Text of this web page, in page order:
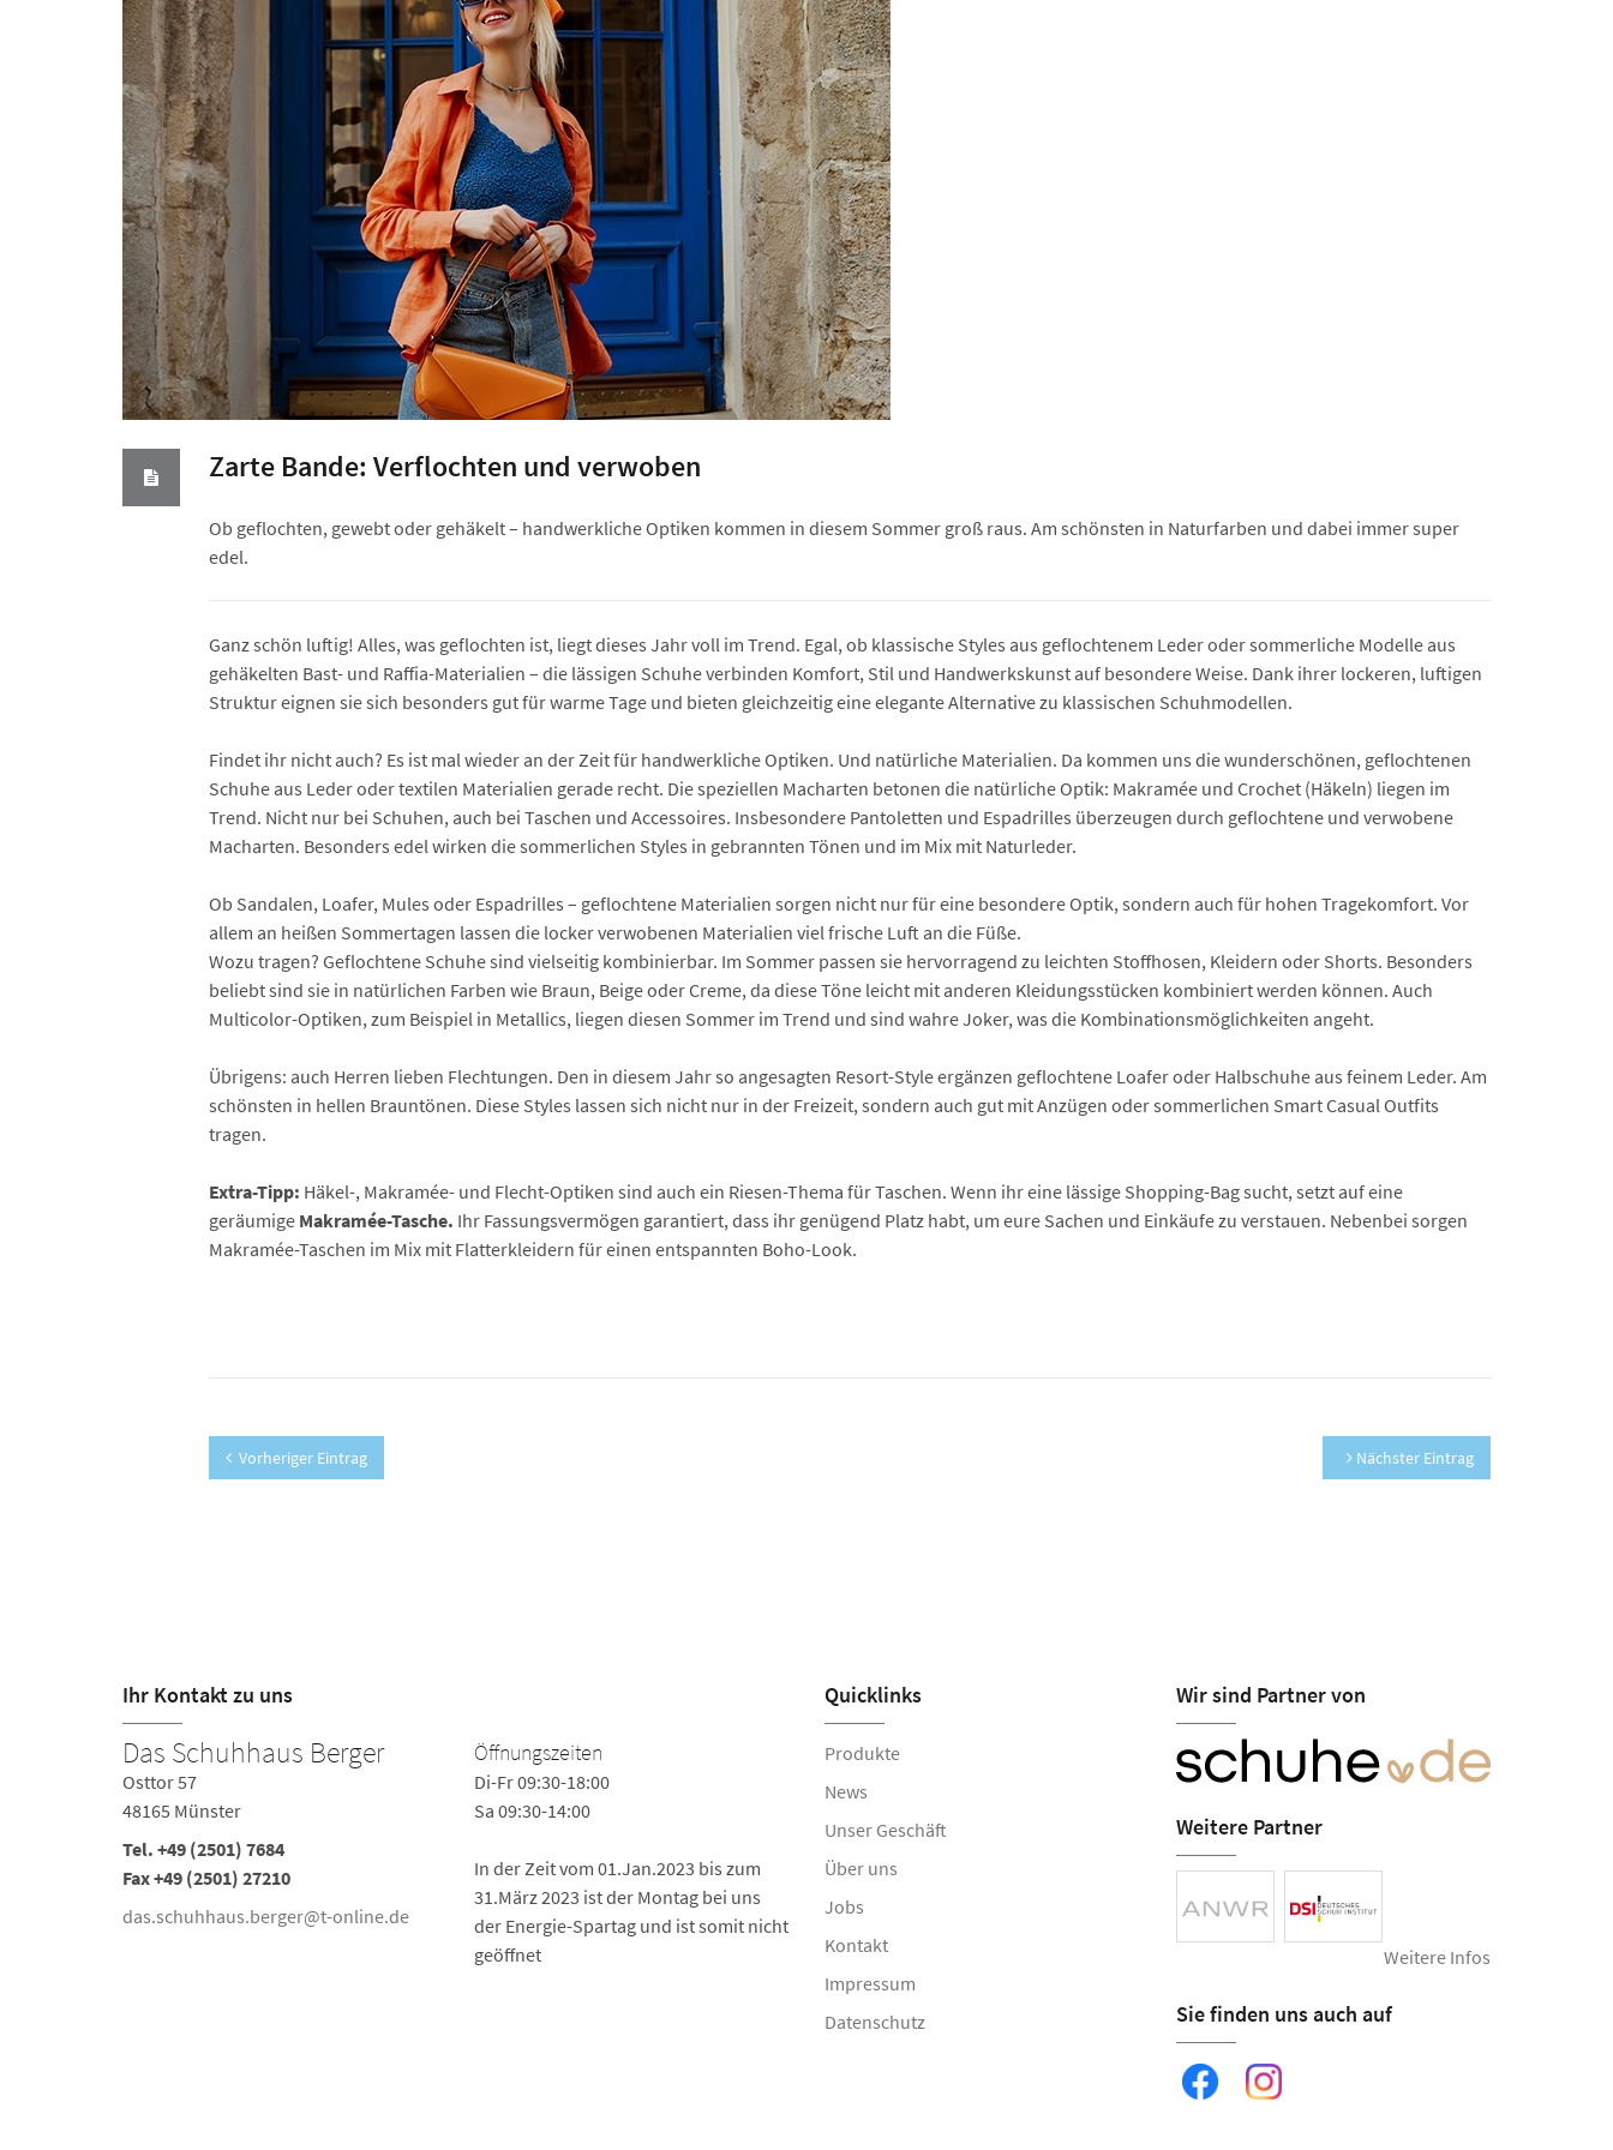
Zarte Bande: Verflochten und verwoben
Ob geflochten, gewebt oder gehäkelt – handwerkliche Optiken kommen in diesem Sommer groß raus. Am schönsten in Naturfarben und dabei immer super
edel.
Ganz schön luftig! Alles, was geflochten ist, liegt dieses Jahr voll im Trend. Egal, ob klassische Styles aus geflochtenem Leder oder sommerliche Modelle aus
gehäkelten Bast- und Raffia-Materialien – die lässigen Schuhe verbinden Komfort, Stil und Handwerkskunst auf besondere Weise. Dank ihrer lockeren, luftigen
Struktur eignen sie sich besonders gut für warme Tage und bieten gleichzeitig eine elegante Alternative zu klassischen Schuhmodellen.
Findet ihr nicht auch? Es ist mal wieder an der Zeit für handwerkliche Optiken. Und natürliche Materialien. Da kommen uns die wunderschönen, geflochtenen
Schuhe aus Leder oder textilen Materialien gerade recht. Die speziellen Macharten betonen die natürliche Optik: Makramée und Crochet (Häkeln) liegen im
Trend. Nicht nur bei Schuhen, auch bei Taschen und Accessoires. Insbesondere Pantoletten und Espadrilles überzeugen durch geflochtene und verwobene
Macharten. Besonders edel wirken die sommerlichen Styles in gebrannten Tönen und im Mix mit Naturleder.
Ob Sandalen, Loafer, Mules oder Espadrilles – geflochtene Materialien sorgen nicht nur für eine besondere Optik, sondern auch für hohen Tragekomfort. Vor
allem an heißen Sommertagen lassen die locker verwobenen Materialien viel frische Luft an die Füße.
Wozu tragen? Geflochtene Schuhe sind vielseitig kombinierbar. Im Sommer passen sie hervorragend zu leichten Stoffhosen, Kleidern oder Shorts. Besonders
beliebt sind sie in natürlichen Farben wie Braun, Beige oder Creme, da diese Töne leicht mit anderen Kleidungsstücken kombiniert werden können. Auch
Multicolor-Optiken, zum Beispiel in Metallics, liegen diesen Sommer im Trend und sind wahre Joker, was die Kombinationsmöglichkeiten angeht.
Übrigens: auch Herren lieben Flechtungen. Den in diesem Jahr so angesagten Resort-Style ergänzen geflochtene Loafer oder Halbschuhe aus feinem Leder. Am
schönsten in hellen Brauntönen. Diese Styles lassen sich nicht nur in der Freizeit, sondern auch gut mit Anzügen oder sommerlichen Smart Casual Outfits
tragen.
Extra-Tipp: Häkel-, Makramée- und Flecht-Optiken sind auch ein Riesen-Thema für Taschen. Wenn ihr eine lässige Shopping-Bag sucht, setzt auf eine
geräumige Makramée-Tasche. Ihr Fassungsvermögen garantiert, dass ihr genügend Platz habt, um eure Sachen und Einkäufe zu verstauen. Nebenbei sorgen
Makramée-Taschen im Mix mit Flatterkleidern für einen entspannten Boho-Look.
Vorheriger Eintrag Nächster Eintrag
Ihr Kontakt zu uns
Das Schuhhaus Berger
Osttor 57
48165 Münster
Tel. +49 (2501) 7684
Fax +49 (2501) 27210
das.schuhhaus.berger@t-online.de
Öffnungszeiten
Di-Fr 09:30-18:00
Sa 09:30-14:00
In der Zeit vom 01.Jan.2023 bis zum
31.März 2023 ist der Montag bei uns
der Energie-Spartag und ist somit nicht
geöffnet
Quicklinks
Produkte
News
Unser Geschäft
Über uns
Jobs
Kontakt
Impressum
Datenschutz
Wir sind Partner von
Weitere Partner
Weitere Infos
Sie finden uns auch auf